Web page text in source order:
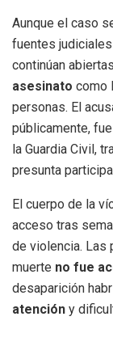
Aunque el caso
fuentes
continúan
asesinato como
personas. El
públicamente,
la Guardia Civil,
presunta
El cuerpo de la
acceso tras
de violencia. Las
muerte no fue
desaparición
atención y